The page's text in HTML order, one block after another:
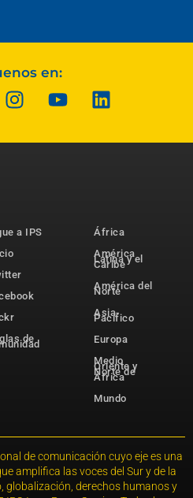
en:
a IPS
de
África
América
Latina y el
Caribe
América del
Norte
Asia-
Pacífico
Europa
Medio
Oriente y
Norte de
África
Mundo
de comunicación cuyo eje es una
amplifica las voces del Sur y de la
globalización, derechos humanos y